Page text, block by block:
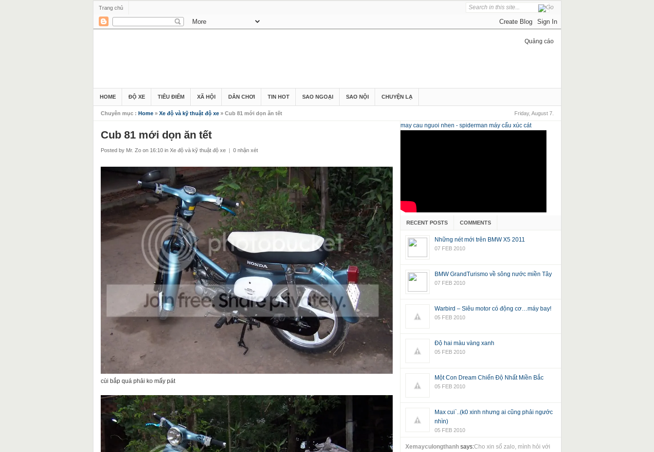
Trang chủ
Quảng cáo
HOME ĐỘ XE TIÊU ĐIỂM XÃ HỘI DÂN CHƠI TIN HOT SAO NGOẠI SAO NỘI CHUYỆN LẠ
Friday, August 7.
Chuyên mục : Home» Xe độ và kỹ thuật độ xe» Cub 81 mới dọn ăn tết
Cub 81 mới dọn ăn tết
Posted by Mr. Zo on 16:10 in Xe độ và kỹ thuật độ xe | 0 nhận xét
cùi bắp quá phải ko mấy pát
may cau nguoi nhen - spiderman máy cẩu xúc cát
RECENT POSTS COMMENTS
Những nét mới trên BMW X5 2011
07 FEB 2010
BMW GrandTurismo về sông nước miền Tây
07 FEB 2010
Warbird – Siêu motor có động cơ…máy bay!
05 FEB 2010
Độ hai màu vàng xanh
05 FEB 2010
Một Con Dream Chiến Độ Nhất Miền Bắc
05 FEB 2010
Max cui`..(k0 xinh nhưng ai cũng phải ngước
nhìn)
05 FEB 2010
Xemayculongthanhsays:Cho xin số zalo, mình hỏi với